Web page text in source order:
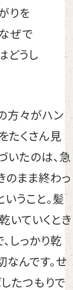
りを
ぜで
どうし
方々がハン
たくさん見
いたのは、急
のまま終わっ
うこと。髪
いていくとき
しっかり乾
んです。せ
たつもりで